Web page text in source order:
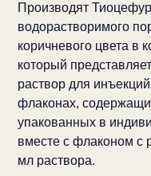
Производят
водорастворимого
коричневого цвета в
который
раствор для
флаконах,
упакованных в
вместе с флаконом с
мл раствора.